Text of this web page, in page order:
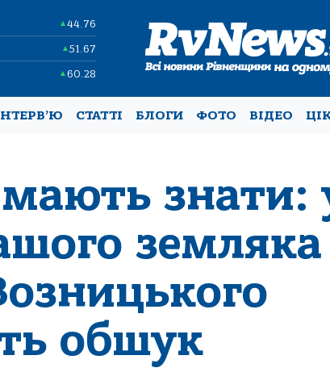
▲44.76
▲51.67
▲60.28
СТАТТІ БЛОГИ ФОТО ВІДЕО
знати:
земляка
обшук